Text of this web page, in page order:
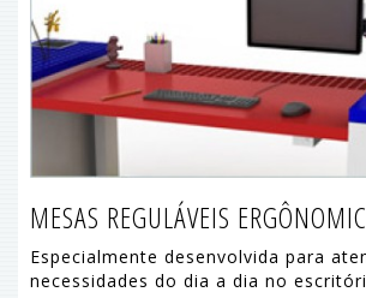
MESAS REGULÁVEIS
Especialmente desenvolvida para
necessidades do dia a dia no